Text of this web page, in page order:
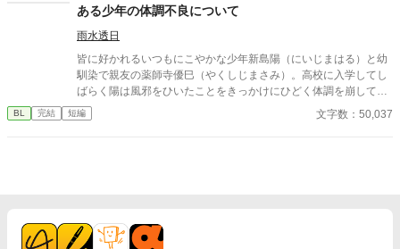
ある少年の体調不良について
雨水透日
皆に好かれるいつもにこやかな少年新島陽（にいじまはる）と幼
馴染で親友の薬師寺優巳（やくしじまさみ）。高校に入学してし
ばらく陽は風邪をひいたことをきっかけにひどく体調を崩して行
く……。 BLもしくはブロマンス小説。 体調不良描写がありま
す。
BL 完結 短編 文字数：50,037